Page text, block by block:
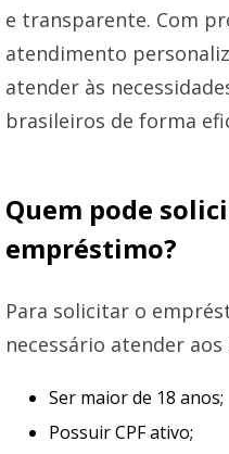
e transparente. Com
atendimento
atender às
brasileiros de forma
Quem pode
empréstimo?
Para solicitar o
necessário atender
Ser maior de 18 anos;
Possuir CPF ativo;